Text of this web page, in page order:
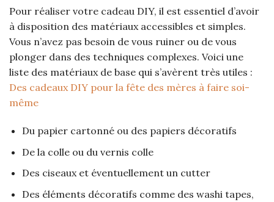
Pour réaliser votre cadeau DIY, il est essentiel d’avoir
à disposition des matériaux accessibles et simples.
Vous n’avez pas besoin de vous ruiner ou de vous
plonger dans des techniques complexes. Voici une
liste des matériaux de base qui s’avèrent très utiles :
Des cadeaux DIY pour la fête des mères à faire soi-
même
Du papier cartonné ou des papiers décoratifs
De la colle ou du vernis colle
Des ciseaux et éventuellement un cutter
Des éléments décoratifs comme des washi tapes,